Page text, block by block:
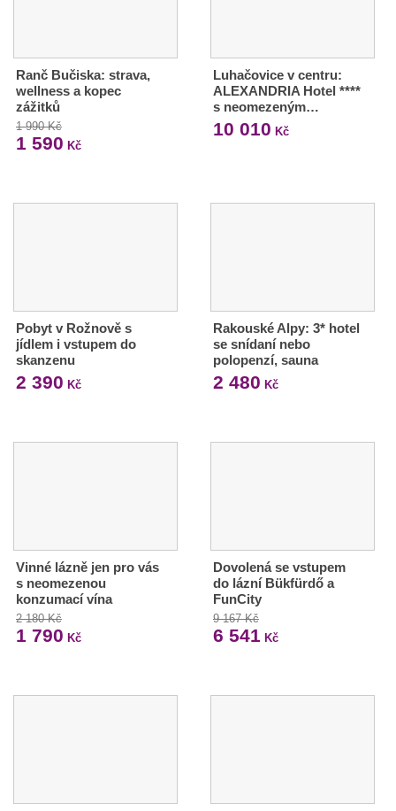
Ranč Bučiska: strava,
wellness a kopec
zážitků
1 990 Kč
1 590 Kč
Luhačovice v centru:
ALEXANDRIA Hotel ****
s neomezeným…
10 010 Kč
Pobyt v Rožnově s
jídlem i vstupem do
skanzenu
2 390 Kč
Rakouské Alpy: 3* hotel
se snídaní nebo
polopenzí, sauna
2 480 Kč
Vinné lázně jen pro vás
s neomezenou
konzumací vína
2 180 Kč
1 790 Kč
Dovolená se vstupem
do lázní Bükfürdő a
FunCity
9 167 Kč
6 541 Kč